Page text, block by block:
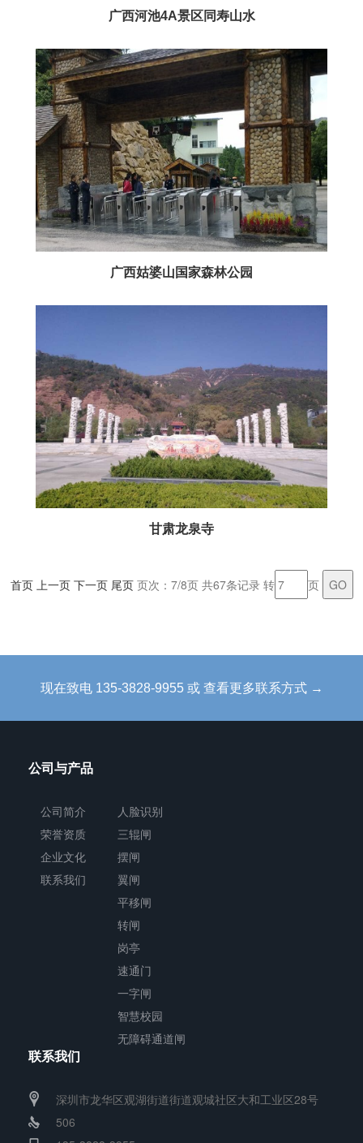
广西河池4A景区同寿山水
广西姑婆山国家森林公园
甘肃龙泉寺
首页 上一页 下一页 尾页页次：7/8页 共67条记录 转 页
现在致电 135-3828-9955 或 查看更多联系方式 →
公司与产品
公司简介
荣誉资质
企业文化
联系我们
人脸识别
三辊闸
摆闸
翼闸
平移闸
转闸
岗亭
速通门
一字闸
智慧校园
无障碍通道闸
联系我们
深圳市龙华区观湖街道街道观城社区大和工业区28号
506